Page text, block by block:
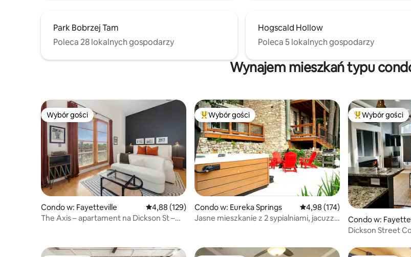
Park Bobrzej Tam
Poleca 28 lokalnych gospodarzy
Hogscald Hollow
Poleca 5 lokalnych gospodarzy
Wynajem mieszkań typu
Wybór gości
Wybór gości
Condo w: Fayetteville Średnia ocena: 4,88 na 5, liczba recenzji: 129
4,88 (129)
The Axis – apartament na Dickson St –
Najpopularniejsze z kategorii Wybór gości
Wybór gości
Condo w: Eureka Springs Średnia ocena: 4,98 na 5, liczba
4,98 (174)
Jasne mieszkanie z 2 sypialniami, jacuzzi
Wybór gości
Condo w:
Dickson Street